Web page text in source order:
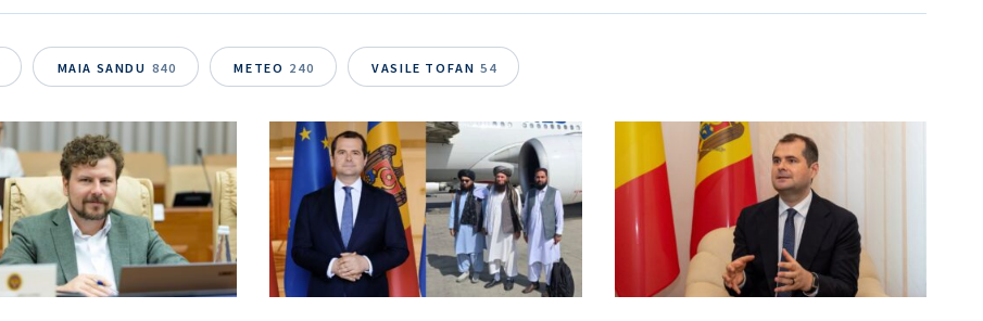
MAIA SANDU 840 METEO 240 VASILE TOFAN 54
+ Link media
+ Mesajul știrei
Am citit și sunt de acord cu
politica de
confidențialitate.
TRIMITE ȘTIREA